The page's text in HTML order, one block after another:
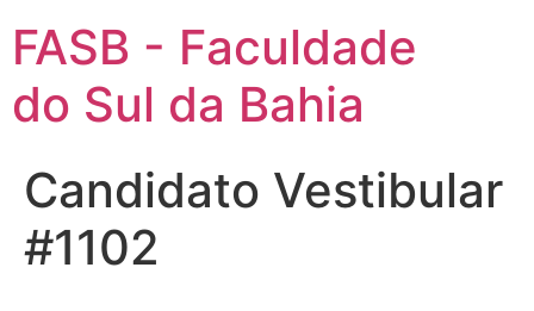
FASB - Faculdade
do Sul da Bahia
Candidato Vestibular
#1102